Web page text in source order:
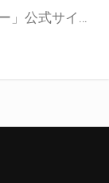
「とらのあなWEBオンリー」公式サイトでとらのあな通販の「割引クーポン」を配布中！ イベントごとに開催当日限定で使える割引クーポンのシリアルコードを発行します。 とらのあなWEBオンリーのページをチェックして、イベント当日にお得にお買い物を楽しみましょう♪ ※本キャンペーンは予告なく終了する場合がございます。 とらのあなWEBオンリーサイトはこちら